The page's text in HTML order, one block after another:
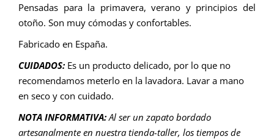
Pensadas para la primavera, verano y principios del
otoño. Son muy cómodas y confortables.
Fabricado en España.
CUIDADOS: Es un producto delicado, por lo que no
recomendamos meterlo en la lavadora. Lavar a mano
en seco y con cuidado.
NOTA INFORMATIVA: Al ser un zapato bordado
artesanalmente en nuestra tienda-taller, los tiempos de